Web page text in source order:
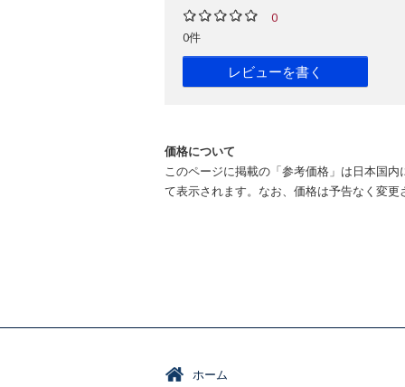
0
0件
レビューを書く
価格について
このページに掲載の「参考価格」は日本国
て表示されます。なお、価格は予告なく変
ホーム